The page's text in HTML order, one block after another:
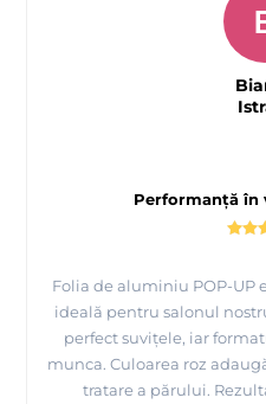
Performanță în
Folia de aluminiu POP-UP
ideală pentru salonul
perfect suvițele, iar
munca. Culoarea roz
tratare a părului.